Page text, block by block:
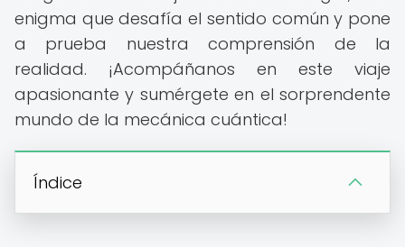
enigma que desafía el sentido común y pone
a prueba nuestra comprensión de la
realidad. ¡Acompáñanos en este viaje
apasionante y sumérgete en el sorprendente
mundo de la mecánica cuántica!
Índice